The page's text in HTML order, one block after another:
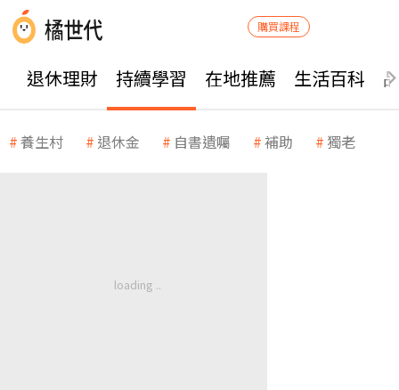
購買課程
退休理財 持續學習 在地推薦 生活百科
養生村 退休金 自書遺囑 補助 獨老